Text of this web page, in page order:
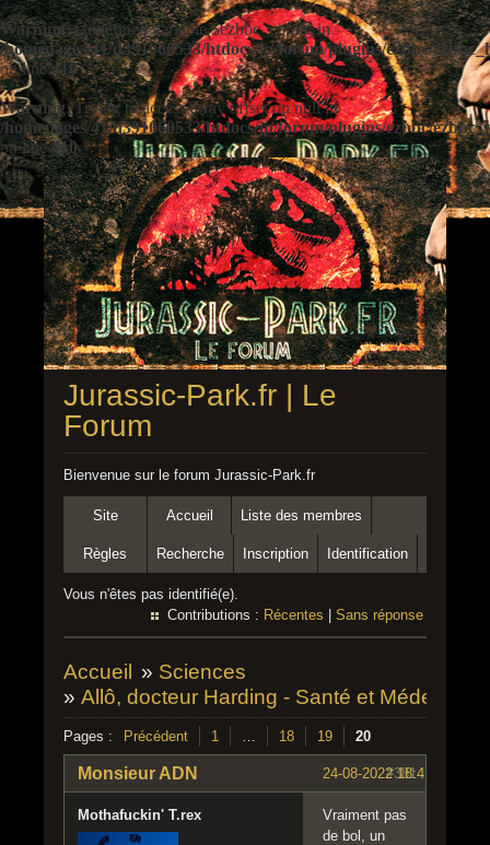
Warning: Undefined variable $ezbbc_config in
/homepages/41/d391060533/htdocs/jp/forum/plugins/ezbbc/
on line410
Warning: Trying to access array offset on null in
/homepages/41/d391060533/htdocs/jp/forum/plugins/ezbbc/
on line410
Jurassic-Park.fr | Le
Forum
Bienvenue sur le forum Jurassic-Park.fr
Site Accueil Liste des membres
Règles Recherche Inscription Identification
Vous n'êtes pas identifié(e).
Contributions : Récentes Sans réponse
Accueil » Sciences
» Allô, docteur Harding - Santé et Médecine
Pages : Précédent 1 … 18 19 20
#381
24-08-2022 18:41:37
Monsieur ADN
Mothafuckin' T.rex
Vraiment pas
de bol, un